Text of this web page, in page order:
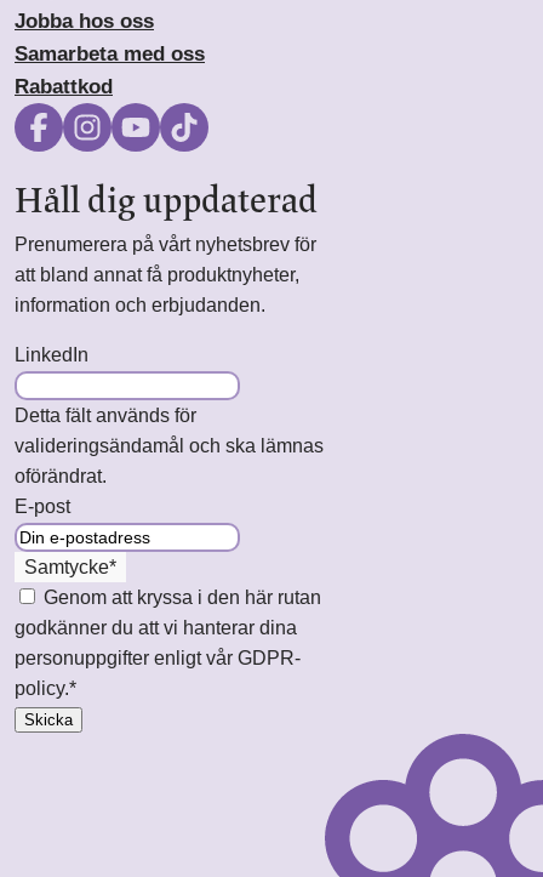
Jobba hos oss
Samarbeta med oss
Rabattkod
Håll dig uppdaterad
Prenumerera på vårt nyhetsbrev för
att bland annat få produktnyheter,
information och erbjudanden.
LinkedIn
Detta fält används för
valideringsändamål och ska lämnas
oförändrat.
E-post
Samtycke*
Genom att kryssa i den här rutan
godkänner du att vi hanterar dina
personuppgifter enligt vår GDPR-
policy.*
Skicka